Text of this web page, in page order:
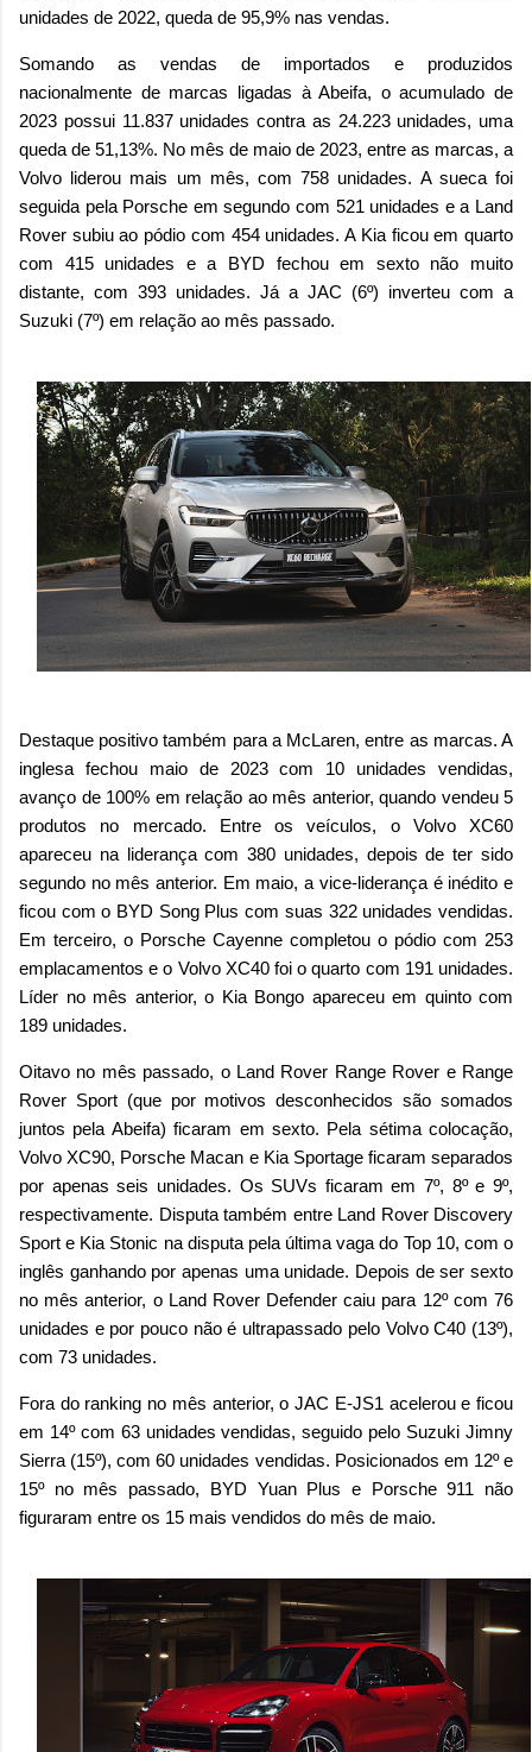
unidades de 2022, queda de 95,9% nas vendas.
Somando as vendas de importados e produzidos
nacionalmente de marcas ligadas à Abeifa, o acumulado de
2023 possui 11.837 unidades contra as 24.223 unidades, uma
queda de 51,13%. No mês de maio de 2023, entre as marcas, a
Volvo liderou mais um mês, com 758 unidades. A sueca foi
seguida pela Porsche em segundo com 521 unidades e a Land
Rover subiu ao pódio com 454 unidades. A Kia ficou em quarto
com 415 unidades e a BYD fechou em sexto não muito
distante, com 393 unidades. Já a JAC (6º) inverteu com a
Suzuki (7º) em relação ao mês passado.
Destaque positivo também para a McLaren, entre as marcas. A
inglesa fechou maio de 2023 com 10 unidades vendidas,
avanço de 100% em relação ao mês anterior, quando vendeu 5
produtos no mercado. Entre os veículos, o Volvo XC60
apareceu na liderança com 380 unidades, depois de ter sido
segundo no mês anterior. Em maio, a vice-liderança é inédito e
ficou com o BYD Song Plus com suas 322 unidades vendidas.
Em terceiro, o Porsche Cayenne completou o pódio com 253
emplacamentos e o Volvo XC40 foi o quarto com 191 unidades.
Líder no mês anterior, o Kia Bongo apareceu em quinto com
189 unidades.
Oitavo no mês passado, o Land Rover Range Rover e Range
Rover Sport (que por motivos desconhecidos são somados
juntos pela Abeifa) ficaram em sexto. Pela sétima colocação,
Volvo XC90, Porsche Macan e Kia Sportage ficaram separados
por apenas seis unidades. Os SUVs ficaram em 7º, 8º e 9º,
respectivamente. Disputa também entre Land Rover Discovery
Sport e Kia Stonic na disputa pela última vaga do Top 10, com o
inglês ganhando por apenas uma unidade. Depois de ser sexto
no mês anterior, o Land Rover Defender caiu para 12º com 76
unidades e por pouco não é ultrapassado pelo Volvo C40 (13º),
com 73 unidades.
Fora do ranking no mês anterior, o JAC E-JS1 acelerou e ficou
em 14º com 63 unidades vendidas, seguido pelo Suzuki Jimny
Sierra (15º), com 60 unidades vendidas. Posicionados em 12º e
15º no mês passado, BYD Yuan Plus e Porsche 911 não
figuraram entre os 15 mais vendidos do mês de maio.